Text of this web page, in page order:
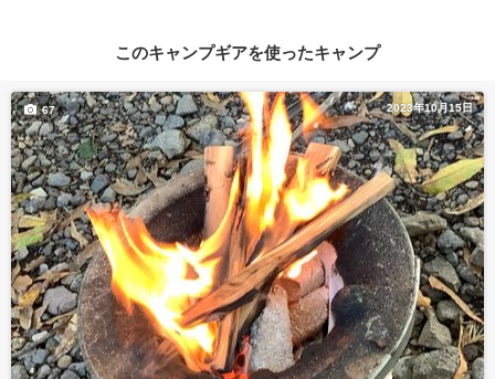
このキャンプギアを使ったキャンプ
2023年10月15日
67